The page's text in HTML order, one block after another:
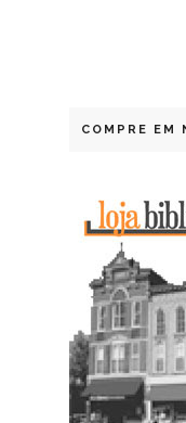
COMPRE EM